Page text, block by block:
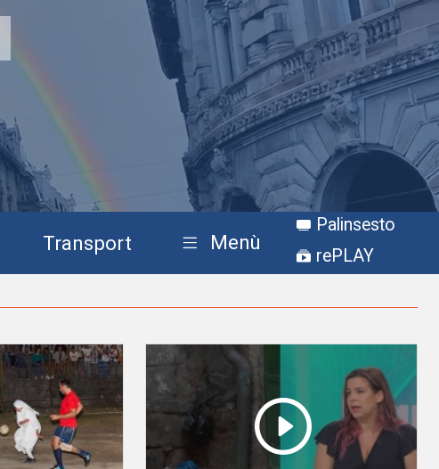
Transport Menù
Palinsesto
rePLAY